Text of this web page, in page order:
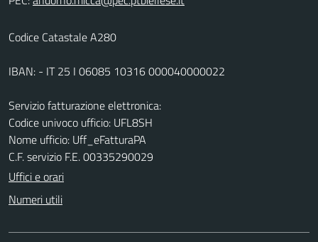
Codice Catastale A280
IBAN: - IT 25 I 06085 10316 000040000022
Servizio fatturazione elettronica:
Codice univoco ufficio: UFL8SH
Nome ufficio: Uff_eFatturaPA
C.F. servizio F.E. 00335290029
Uffici e orari
Numeri utili